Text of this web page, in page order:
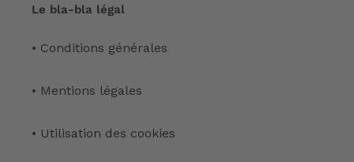
Le bla-bla légal
• Conditions générales
• Mentions légales
• Utilisation des cookies